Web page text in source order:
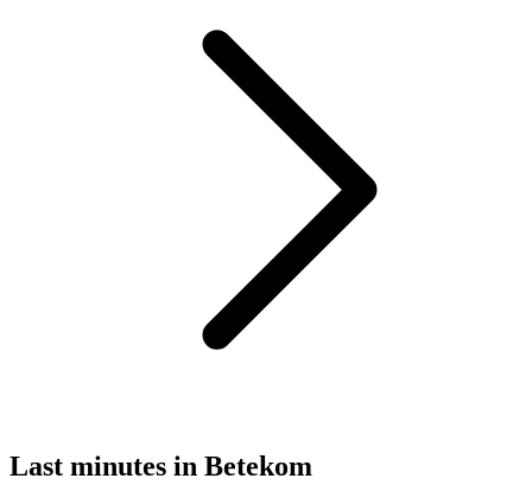
Last minutes in Betekom